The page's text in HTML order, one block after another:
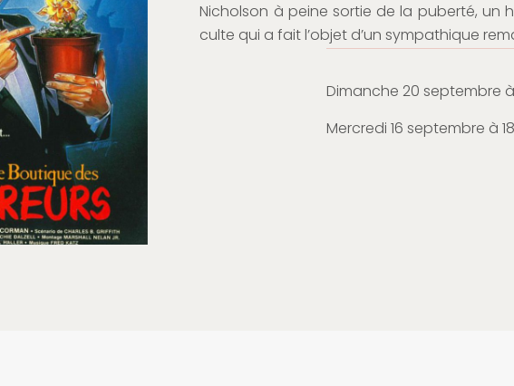
Nicholson à peine sortie de la puberté, un
culte qui a fait l’objet d’un sympathique
Dimanche 20 septembre
Mercredi 16 septembre à